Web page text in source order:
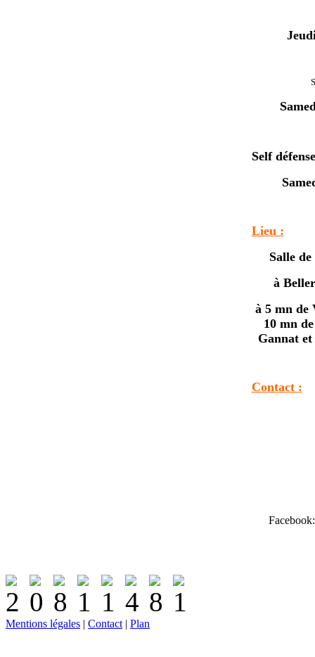
Self
Lieu :
Salle
à
à 5 mn de
10 mn
Gannat
Contact :
Mentions légales | Contact | Plan